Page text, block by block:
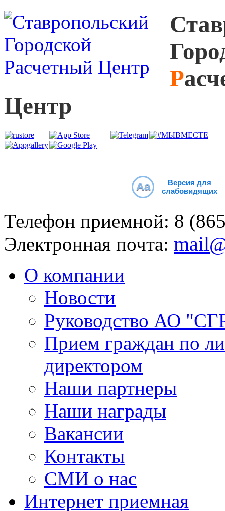
С
Г
Р
Центр
Aa
Версия для
слабовидящих
Телефон приемной: 8
Электронная почта:
О компании
Новости
Руководство АО
Прием граждан по
директором
Наши партнеры
Наши награды
Вакансии
Контакты
СМИ о нас
Интернет приемная